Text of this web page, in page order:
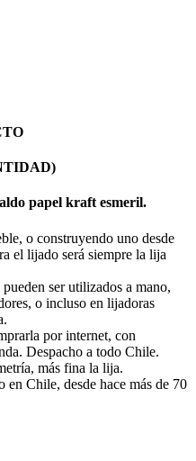
papel kraft esmeril.
o construyendo uno desde
el lijado será siempre la lija
ser utilizados a mano,
o incluso en lijadoras
por internet, con
Despacho a todo Chile.
más fina la lija.
Chile, desde hace más de 70